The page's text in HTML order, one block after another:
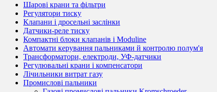
Шарові крани та фільтри
Регулятори тиску
Клапани і дросельні заслінки
Датчики-реле тиску
Компактні блоки клапанів і Moduline
Автомати керування пальниками й контролю полум'я
Трансформатори, електроди, УФ-датчики
Регулювальні крани і компенсатори
Лічильники витрат газу
Промислові пальники